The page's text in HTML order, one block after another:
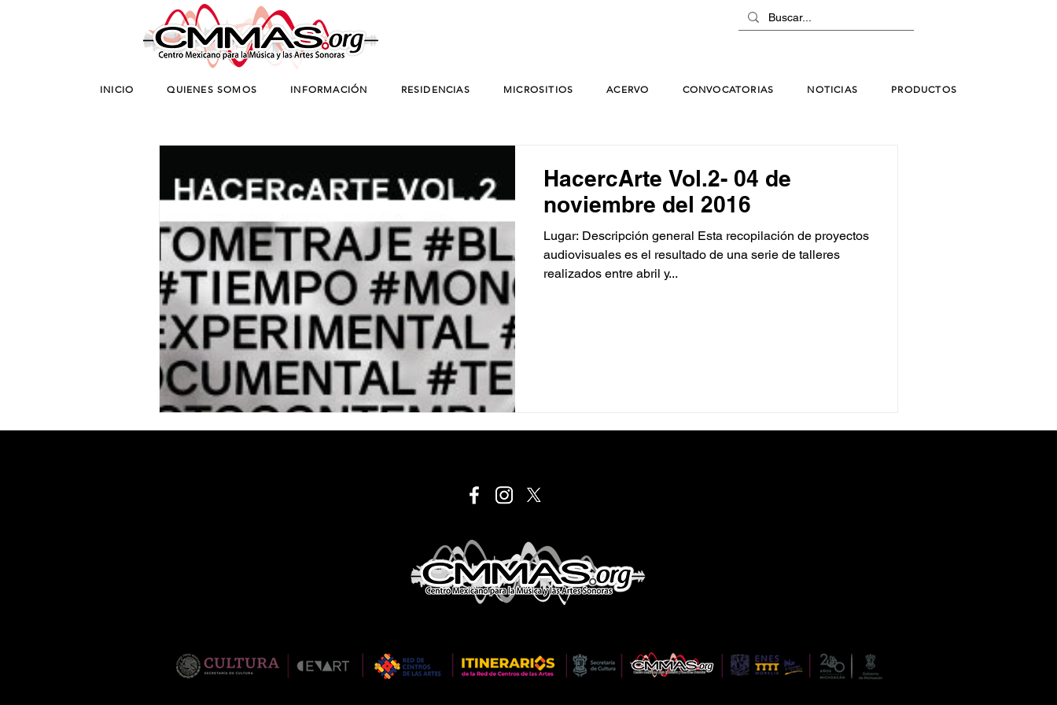
INICIO QUIENES SOMOS INFORMACIÓN RESIDENCIAS MICROSITIOS ACERVO CONVOCATORIAS NOTICIAS PRODUCTOS
HacercArte Vol.2- 04 de
noviembre del 2016
Lugar: Descripción general Esta recopilación de proyectos
audiovisuales es el resultado de una serie de talleres
realizados entre abril y...